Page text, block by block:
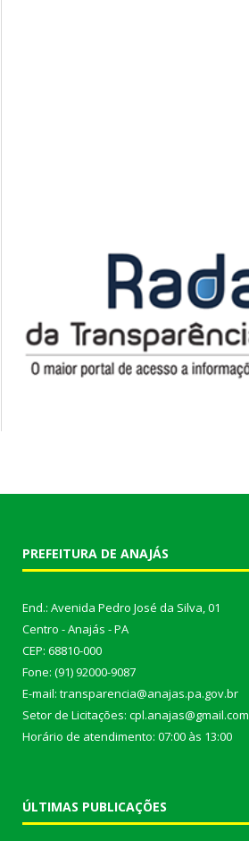
PREFEITURA DE ANAJÁS
End.: Avenida Pedro José da Silva, 01
Centro - Anajás - PA
CEP: 68810-000
Fone: (91) 92000-9087
E-mail: transparencia@anajas.pa.gov.br
Setor de Licitações: cpl.anajas@gmail.com
Horário de atendimento: 07:00 às 13:00
ÚLTIMAS PUBLICAÇÕES